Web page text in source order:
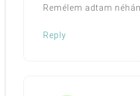
Remélem adtam
Reply